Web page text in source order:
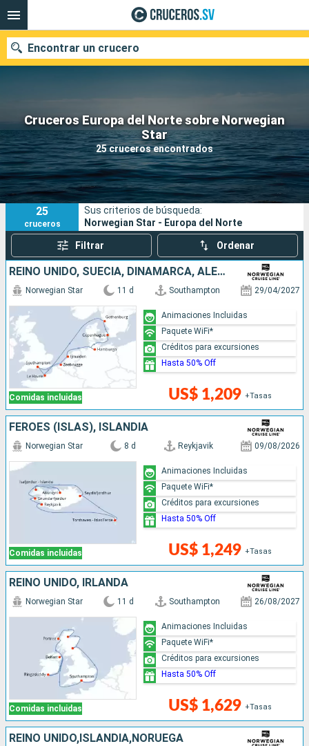
Cruceros Europa del Norte sobre Norwegian
Star
25 cruceros encontrados
Encontrar un crucero
Nuestros destinos
Fecha de salida
Puertos Compañías
Buscar
25
cruceros
Sus criterios de búsqueda:
Norwegian Star - Europa del Norte
Filtrar Ordenar
REINO UNIDO, SUECIA, DINAMARCA, ALEMANIA, PAISES BAJOS, BÉLGICA, FRANCIA
Comidas incluidas
Norwegian Star 11 d Southampton 29/04/2027
US$ 1,209 +Tasas
Animaciones Incluidas
Paquete WiFi*
Créditos para excursiones
Hasta 50% Off
FÉROES (ISLAS), ISLANDIA
Comidas incluidas
Norwegian Star 8 d Reykjavik 09/08/2026
US$ 1,249 +Tasas
Animaciones Incluidas
Paquete WiFi*
Créditos para excursiones
Hasta 50% Off
REINO UNIDO, IRLANDA
Comidas incluidas
Norwegian Star 11 d Southampton 26/08/2027
US$ 1,629 +Tasas
Animaciones Incluidas
Paquete WiFi*
Créditos para excursiones
Hasta 50% Off
REINO UNIDO,ISLANDIA,NORUEGA